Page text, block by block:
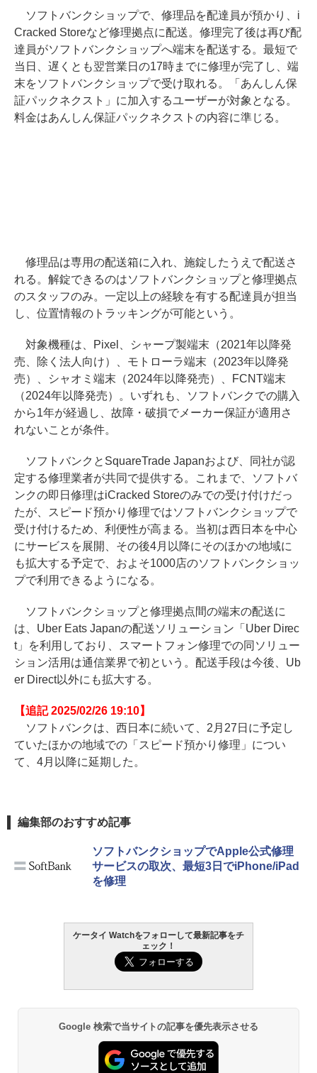
ソフトバンクショップで、修理品を配達員が預かり、i
Cracked Storeなど修理拠点に配送。修理完了後は再び配
達員がソフトバンクショップへ端末を配送する。最短で
当日、遅くとも翌営業日の17時までに修理が完了し、端
末をソフトバンクショップで受け取れる。「あんしん保
証パックネクスト」に加入するユーザーが対象となる。
料金はあんしん保証パックネクストの内容に準じる。
修理品は専用の配送箱に入れ、施錠したうえで配送さ
れる。解錠できるのはソフトバンクショップと修理拠点
のスタッフのみ。一定以上の経験を有する配達員が担当
し、位置情報のトラッキングが可能という。
対象機種は、Pixel、シャープ製端末（2021年以降発
売、除く法人向け）、モトローラ端末（2023年以降発
売）、シャオミ端末（2024年以降発売）、FCNT端末
（2024年以降発売）。いずれも、ソフトバンクでの購入
から1年が経過し、故障・破損でメーカー保証が適用さ
れないことが条件。
ソフトバンクとSquareTrade Japanおよび、同社が認
定する修理業者が共同で提供する。これまで、ソフトバ
ンクの即日修理はiCracked Storeのみでの受け付けだっ
たが、スピード預かり修理ではソフトバンクショップで
受け付けるため、利便性が高まる。当初は西日本を中心
にサービスを展開、その後4月以降にそのほかの地域に
も拡大する予定で、およそ1000店のソフトバンクショッ
プで利用できるようになる。
ソフトバンクショップと修理拠点間の端末の配送に
は、Uber Eats Japanの配送ソリューション「Uber Direc
t」を利用しており、スマートフォン修理での同ソリュー
ション活用は通信業界で初という。配送手段は今後、Ub
er Direct以外にも拡大する。
【追記 2025/02/26 19:10】
ソフトバンクは、西日本に続いて、2月27日に予定し
ていたほかの地域での「スピード預かり修理」につい
て、4月以降に延期した。
編集部のおすすめ記事
ソフトバンクショップでApple公式修理
サービスの取次、最短3日でiPhone/iPad
を修理
ケータイ Watchをフォローして最新記事をチ
ェック！
Google 検索で当サイトの記事を優先表示させる